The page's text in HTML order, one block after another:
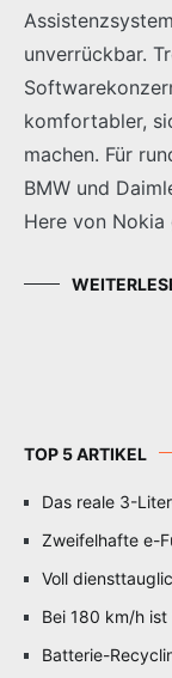
unverrückbar.
komfortabler,
machen. Für
BMW und
Here von
TOP 5 ARTIKEL
Das reale 3-
Zweifelhafte e-
Voll
Bei 180 km/h ist
Batterie-